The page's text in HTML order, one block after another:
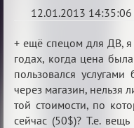
12.01.2013 14:35:06
Re:
Количество
вещей
при
игроке
+ ещё спецом для ДВ,
годах, когда цена
пользовался
через магазин, нельзя
той стоимости, по
сейчас (50$)? Т.е.